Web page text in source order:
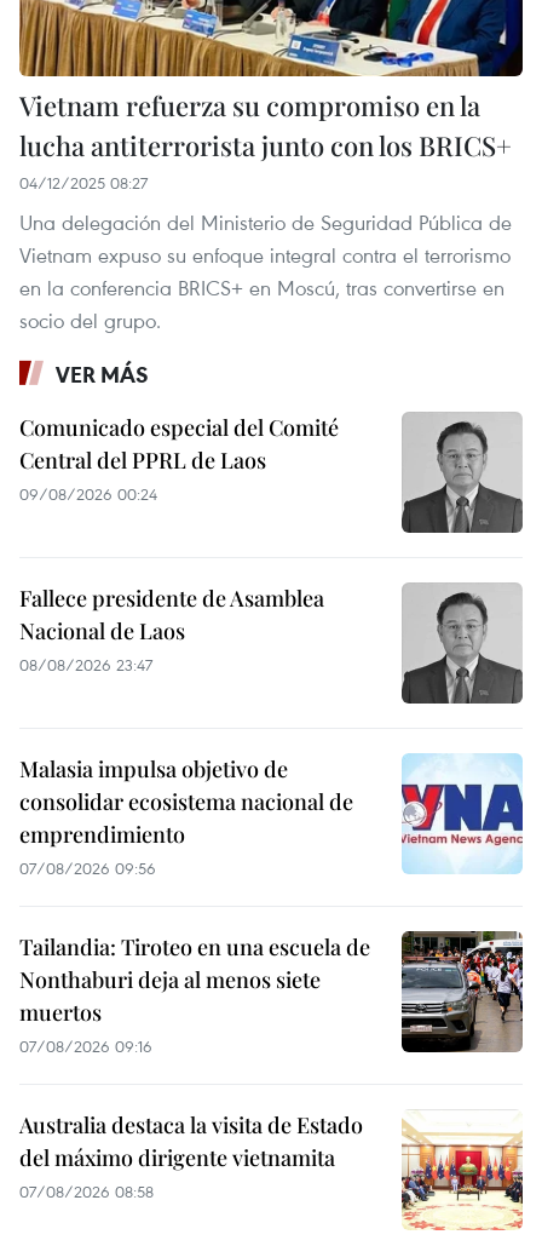
Vietnam refuerza su compromiso en la
lucha antiterrorista junto con los BRICS+
04/12/2025 08:27
Una delegación del Ministerio de Seguridad Pública de
Vietnam expuso su enfoque integral contra el terrorismo
en la conferencia BRICS+ en Moscú, tras convertirse en
socio del grupo.
VER MÁS
Comunicado especial del Comité
Central del PPRL de Laos
09/08/2026 00:24
Fallece presidente de Asamblea
Nacional de Laos
08/08/2026 23:47
Malasia impulsa objetivo de
consolidar ecosistema nacional de
emprendimiento
07/08/2026 09:56
Tailandia: Tiroteo en una escuela de
Nonthaburi deja al menos siete
muertos
07/08/2026 09:16
Australia destaca la visita de Estado
del máximo dirigente vietnamita
07/08/2026 08:58